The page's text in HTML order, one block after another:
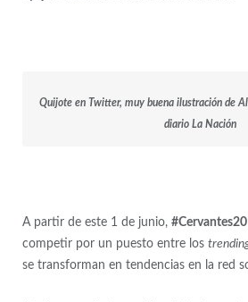
Quijote en Twitter, muy buena ilustración de
diario La Nación
A partir de este 1 de junio,
competir por un puesto entre los
se transforman en tendencias en la red